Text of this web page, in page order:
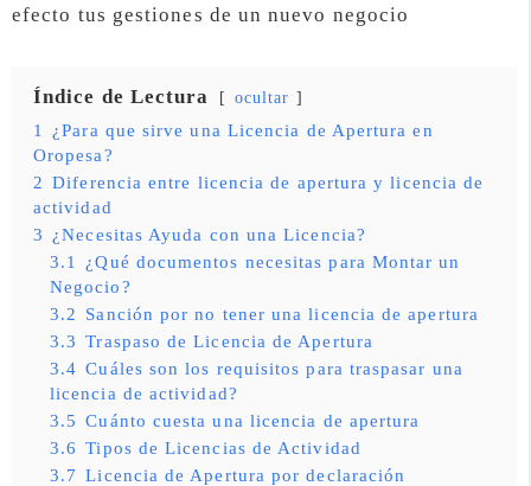
efecto tus gestiones de un nuevo negocio
Índice de Lectura ocultar
1
¿Para que sirve una Licencia de Apertura en
Oropesa?
2 Diferencia entre licencia de apertura y licencia de
actividad
3 ¿Necesitas Ayuda con una Licencia?
3.1
¿Qué documentos necesitas para Montar un
Negocio?
3.2 Sanción por no tener una licencia de apertura
3.3 Traspaso de Licencia de Apertura
3.4 Cuáles son los requisitos para traspasar una
licencia de actividad?
3.5 Cuánto cuesta una licencia de apertura
3.6 Tipos de Licencias de Actividad
3.7 Licencia de Apertura por declaración